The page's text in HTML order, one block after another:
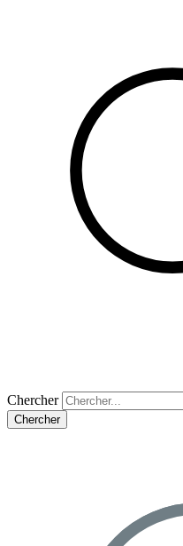
Chercher
Chercher